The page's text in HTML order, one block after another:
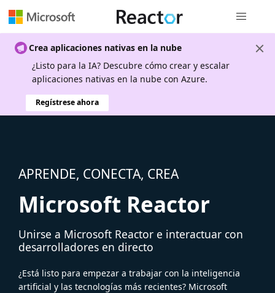
Crea aplicaciones nativas en la nube
¿Listo para la IA? Descubre cómo crear y escalar
aplicaciones nativas en la nube con Azure.
Regístrese ahora
APRENDE, CONECTA, CREA
Microsoft Reactor
Unirse a Microsoft Reactor e interactuar con
desarrolladores en directo
¿Está listo para empezar a trabajar con la inteligencia
artificial y las tecnologías más recientes? Microsoft